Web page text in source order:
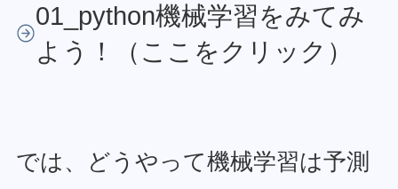
01_python機械学習をみてみ
よう！（ここをクリック）
では、どうやって機械学習は予測